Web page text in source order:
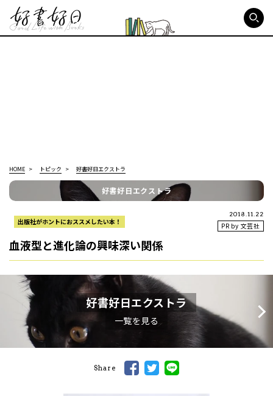
HOME トピック 好書好日エクストラ
好書好日エクストラ
出版社がホントにおススメしたい本！ PR by 文芸社
2018.11.22
血液型と進化論の興味深い関係
好書好日エクストラ
一覧を見る
Share